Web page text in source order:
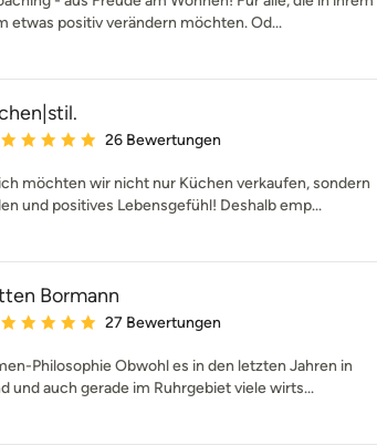
etwas positiv verändern möchten. Od...
Bewertung: 5 von 5 Sternen
26 Bewertungen
möchten wir nicht nur Küchen verkaufen, sondern
und positives Lebensgefühl! Deshalb emp...
Bormann
Bewertung: 5 von 5 Sternen
27 Bewertungen
Philosophie Obwohl es in den letzten Jahren in
und auch gerade im Ruhrgebiet viele wirts...